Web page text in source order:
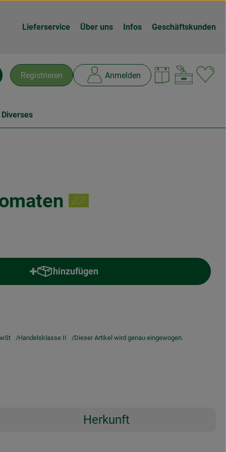
Lieferservice Über uns Infos Geschäftskunden
Registrieren Anmelden
hinzufügen
Produkt zum Warenkorb hinzufügen
Handelsklasse II Dieser Artikel wird genau eingewogen.
Herkunft